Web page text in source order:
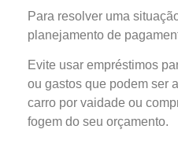
Para resolver uma
planejamento de
Evite usar empréstimos
ou gastos que podem ser
carro por vaidade ou
fogem do seu orçamento.